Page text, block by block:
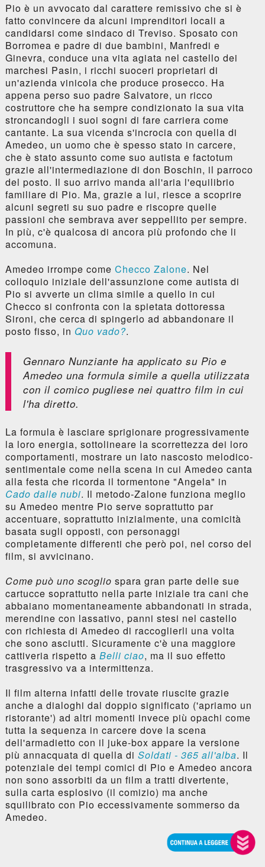
Pio è un avvocato dal carattere remissivo che si è
fatto convincere da alcuni imprenditori locali a
candidarsi come sindaco di Treviso. Sposato con
Borromea e padre di due bambini, Manfredi e
Ginevra, conduce una vita agiata nel castello dei
marchesi Pasin, i ricchi suoceri proprietari di
un'azienda vinicola che produce prosecco. Ha
appena perso suo padre Salvatore, un ricco
costruttore che ha sempre condizionato la sua vita
stroncandogli i suoi sogni di fare carriera come
cantante. La sua vicenda s'incrocia con quella di
Amedeo, un uomo che è spesso stato in carcere,
che è stato assunto come suo autista e factotum
grazie all'intermediazione di don Boschin, il parroco
del posto. Il suo arrivo manda all'aria l'equilibrio
familiare di Pio. Ma, grazie a lui, riesce a scoprire
alcuni segreti su suo padre e riscopre quelle
passioni che sembrava aver seppellito per sempre.
In più, c'è qualcosa di ancora più profondo che li
accomuna.
Amedeo irrompe come Checco Zalone. Nel
colloquio iniziale dell'assunzione come autista di
Pio si avverte un clima simile a quello in cui
Checco si confronta con la spietata dottoressa
Sironi, che cerca di spingerlo ad abbandonare il
posto fisso, in Quo vado?.
Gennaro Nunziante ha applicato su Pio e
Amedeo una formula simile a quella utilizzata
con il comico pugliese nei quattro film in cui
l'ha diretto.
La formula è lasciare sprigionare progressivamente
la loro energia, sottolineare la scorrettezza dei loro
comportamenti, mostrare un lato nascosto melodico-
sentimentale come nella scena in cui Amedeo canta
alla festa che ricorda il tormentone "Angela" in
Cado dalle nubi. Il metodo-Zalone funziona meglio
su Amedeo mentre Pio serve soprattutto par
accentuare, soprattutto inizialmente, una comicità
basata sugli opposti, con personaggi
completamente differenti che però poi, nel corso del
film, si avvicinano.
Come può uno scoglio spara gran parte delle sue
cartucce soprattutto nella parte iniziale tra cani che
abbaiano momentaneamente abbandonati in strada,
merendine con lassativo, panni stesi nel castello
con richiesta di Amedeo di raccoglierli una volta
che sono asciutti. Sicuramente c'è una maggiore
cattiveria rispetto a Belli ciao, ma il suo effetto
trasgressivo va a intermittenza.
Il film alterna infatti delle trovate riuscite grazie
anche a dialoghi dal doppio significato ('apriamo un
ristorante') ad altri momenti invece più opachi come
tutta la sequenza in carcere dove la scena
dell'armadietto con il juke-box appare la versione
più annacquata di quella di Soldati - 365 all'alba. Il
potenziale dei tempi comici di Pio e Amedeo ancora
non sono assorbiti da un film a tratti divertente,
sulla carta esplosivo (il comizio) ma anche
squilibrato con Pio eccessivamente sommerso da
Amedeo.